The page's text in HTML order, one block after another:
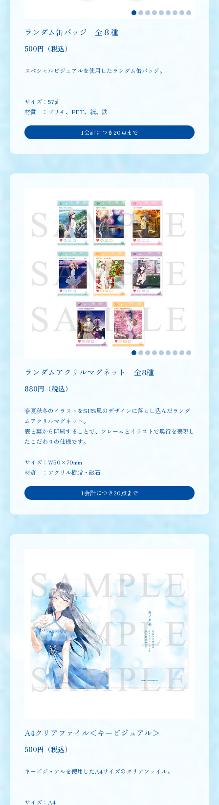
ランダム缶バッジ 全８種
500円（税込）
スペシャルビジュアルを使用したランダム缶バッジ。
サイズ：57φ
材質 ：ブリキ、PET、紙、鉄
1会計につき20点まで
ランダムアクリルマグネット 全8種
880円（税込）
春夏秋冬のイラストをSNS風のデザインに落とし込んだランダ
ムアクリルマグネット。
表と裏から印刷することで、フレームとイラストで奥行を表現し
たこだわりの仕様です。
サイズ：W50×70mm
材質 ：アクリル樹脂・磁石
1会計につき20点まで
A4クリアファイル＜キービジュアル＞
500円（税込）
キービジュアルを使用したA4サイズのクリアファイル。
サイズ：A4